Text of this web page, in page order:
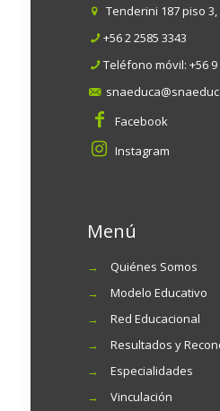
Tenderini 187 piso
+56 2 2585 3343
Teléfono móvil: +56
Facebook
Instagram
Menú
→
Quiénes Somos
→
Modelo Educativo
→
Red Educacional
→
Resultados y
→
Especialidades
→
Vinculación